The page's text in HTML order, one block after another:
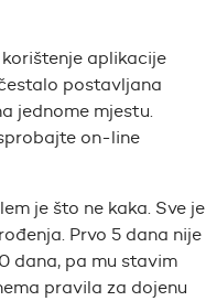
aplikacije
postavljana
jednome mjestu.
on-line
je što ne kaka. Sve je
Prvo 5 dana nije
dana, pa mu stavim
pravila za dojenu